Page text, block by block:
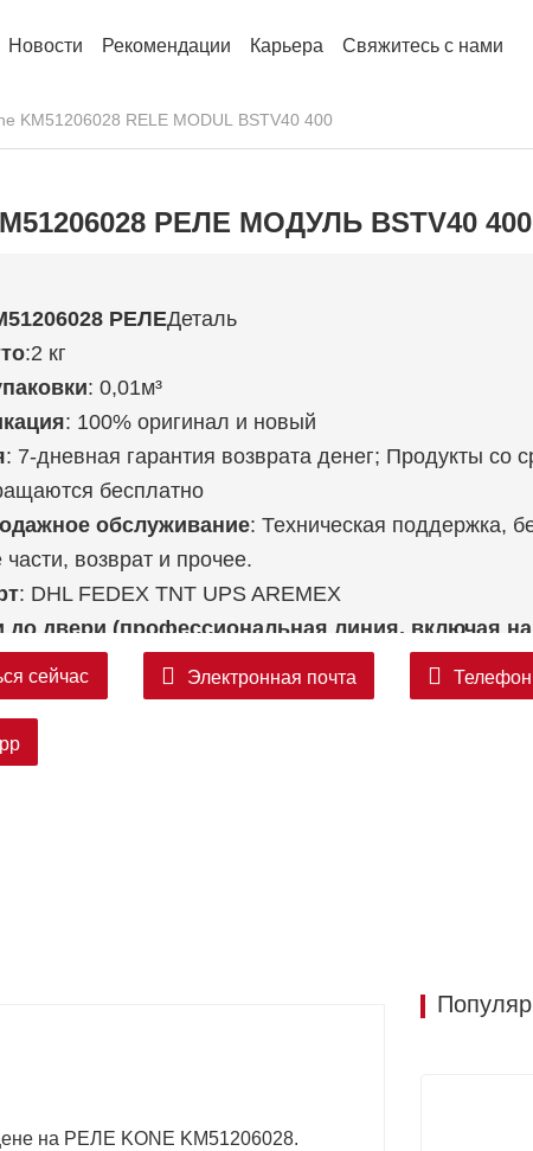
Новости Рекомендации Карьера Свяжитесь с нами
KM51206028 RELE MODUL BSTV40 400
РЕЛЕ МОДУЛЬ BSTV40 400
РЕЛЕДеталь
:2 кг
: 0,01м³
: 100% оригинал и новый
: 7-дневная гарантия возврата денег; Продукты со
бесплатно
обслуживание: Техническая поддержка,
возврат и прочее.
: DHL FEDEX TNT UPS AREMEX
до двери (профессиональная линия, включая
Ближний Восток (КСА, ОАЭ, Катар и т. д.),
сейчас Электронная почта Телефон
на РЕЛЕ KONE KM51206028.